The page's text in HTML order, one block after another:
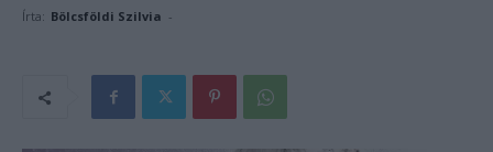
Írta: Bölcsföldi Szilvia -